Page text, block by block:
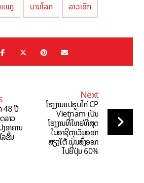
ແພງ ບານໂລກ ລາວເອັກ
48 ປີ
ລາວ
ອາຄານ
ລຂຶ້ນ
Next
ໂຮງງານແປຮູບໄກ່ CP
Vietnam ເປັນ
ໂຮງງານທີ່ໃຫຍ່ທີ່ສຸດ
ໃນອາຊີຕາເວັນອອກ
ສຽງໃຕ້ ເນັ້ນສົ່ງອອກ
ໄປຍີ່ປຸ່ນ 60%